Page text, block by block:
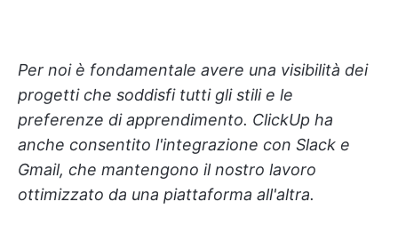
Per noi è fondamentale avere una visibilità dei
progetti che soddisfi tutti gli stili e le
preferenze di apprendimento. ClickUp ha
anche consentito l'integrazione con Slack e
Gmail, che mantengono il nostro lavoro
ottimizzato da una piattaforma all'altra.